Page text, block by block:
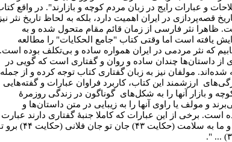
و عبارات رایج در زبان مردم کوچه و بازارند". در واقع
قصه‌پردازی در ایران اهمیت دارد، بلکه به لحاظ تاریخ نثر
ظاهرا نثر فارسی از زمان قائم مقام متحول شده و به
یافته است اما وقتی کتاب "جامع الحکایات" را مطالعه
که نثر مردمی در ایران همواره ساده و بی‌تکلف بوده است.
از داستان‌ها چندان ساده و روان و گفتاری است که گویی در
شده‌اند. مولفان نیز به زبان گفتاری کتاب توجه کرده و از جمله
ارزشمند این کتاب، کاربرد فراوان عبارات و گفته‌هایی
و بازار آنها را به شکل‌های گوناگون در زندگی روزمرۀ
و مولف یا راوی آنها را به زیبایی در متن داستان‌ها و
است. برخی از این عبارات که کاملا جنبۀ گفتاری دارند عبارت
اند از: تو به خیر و ما به سلامت (حکایت ۴۳) جان تو جان فلانی (حکایت